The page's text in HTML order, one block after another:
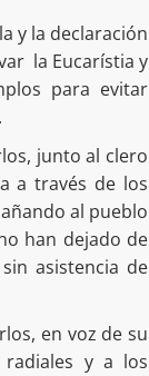
y la declaración
la Eucarístia y
para evitar
junto al clero
a través de los
al pueblo
han dejado de
asistencia de
en voz de su
radiales y a los